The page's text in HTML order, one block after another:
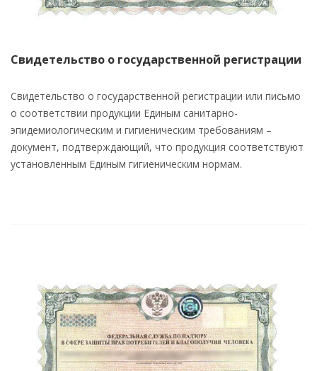
Свидетельство о государственной регистрации
Свидетельство о государственной регистрации или письмо
о соответствии продукции Единым санитарно-
эпидемиологическим и гигиеническим требованиям –
документ, подтверждающий, что продукция соответствуют
установленным Единым гигиеническим нормам.